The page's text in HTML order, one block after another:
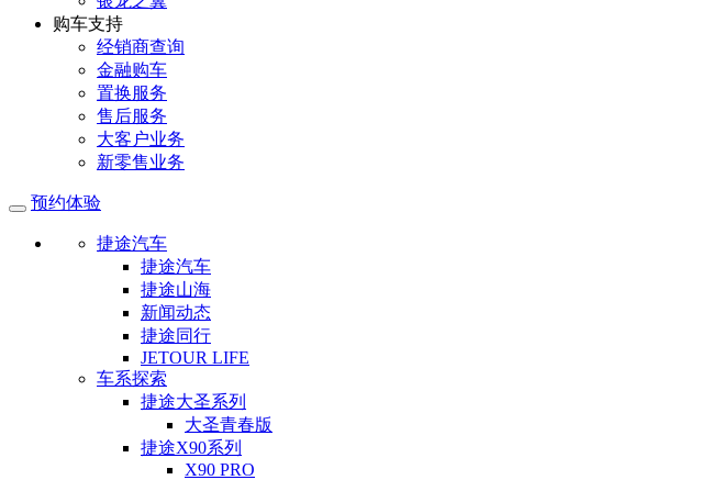
购车支持
经销商查询
金融购车
置换服务
售后服务
大客户业务
新零售业务
预约体验
捷途汽车
捷途汽车
捷途山海
新闻动态
捷途同行
JETOUR LIFE
车系探索
捷途大圣系列
大圣青春版
捷途X90系列
X90 PRO